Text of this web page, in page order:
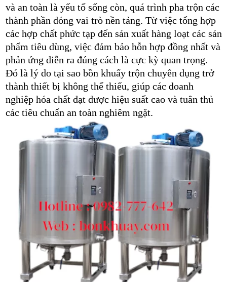
và an toàn là yếu tố sống còn, quá trình pha trộn các
thành phần đóng vai trò nền tảng. Từ việc tổng hợp
các hợp chất phức tạp đến sản xuất hàng loạt các sản
phẩm tiêu dùng, việc đảm bảo hỗn hợp đồng nhất và
phản ứng diễn ra đúng cách là cực kỳ quan trọng.
Đó là lý do tại sao bồn khuấy trộn chuyên dụng trở
thành thiết bị không thể thiếu, giúp các doanh
nghiệp hóa chất đạt được hiệu suất cao và tuân thủ
các tiêu chuẩn an toàn nghiêm ngặt.